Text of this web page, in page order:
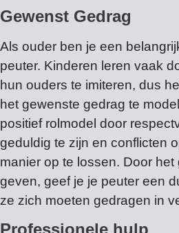
Gewenst Gedrag
Als ouder ben je een
peuter. Kinderen leren vaak
hun ouders te imiteren, dus
het gewenste gedrag te
positief rolmodel door
geduldig te zijn en conflicten
manier op te lossen. Door
geven, geef je je peuter een
ze zich moeten gedragen in